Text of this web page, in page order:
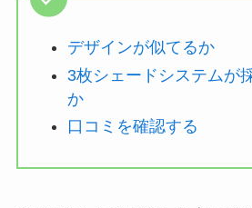
デザインが似てるか
3枚シェードシステムが
か
口コミを確認する